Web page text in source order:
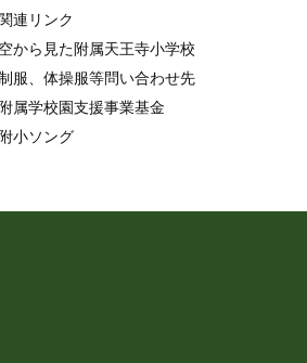
関連リンク
空から見た附属天王寺小学校
服、体操服等問い合わせ先
附属学校園支援事業基金
附小ソング